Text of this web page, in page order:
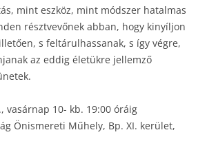
mint eszköz, mint módszer hatalmas
résztvevőnek abban, hogy kinyíljon
s feltárulhassanak, s így végre,
az eddig életükre jellemző
vasárnap 10- kb. 19:00 óráig
Önismereti Műhely, Bp. XI. kerület,